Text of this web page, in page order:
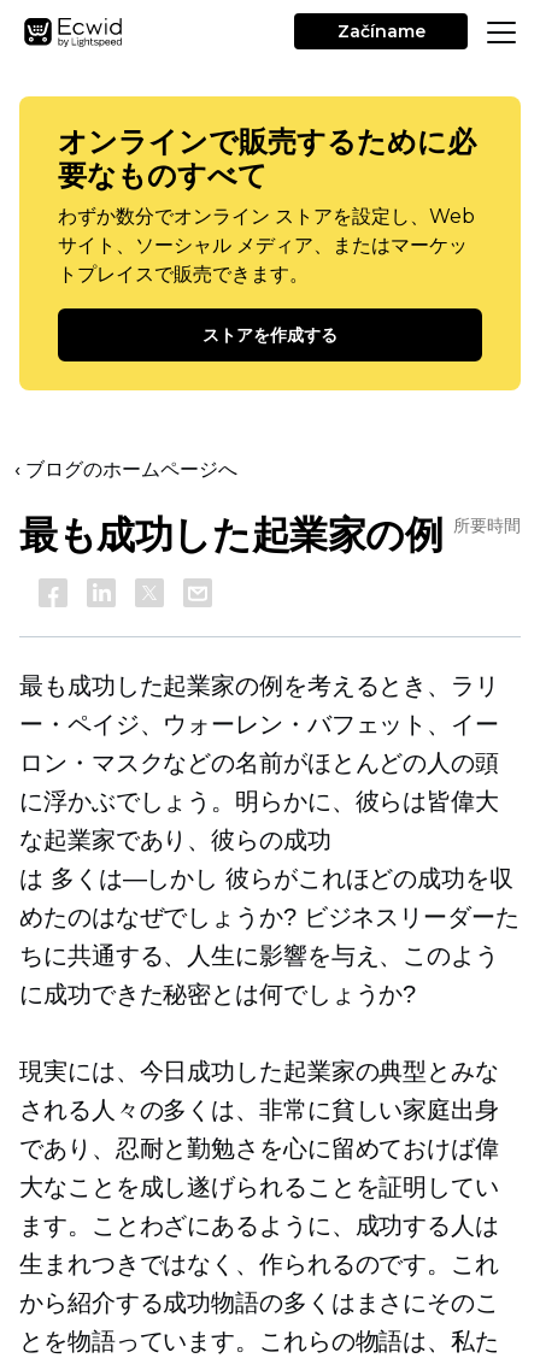
Začíname
オンラインで販売するために必
要なものすべて
わずか数分でオンライン ストアを設定し、Web
サイト、ソーシャル メディア、またはマーケッ
トプレイスで販売できます。
ストアを作成する
‹ ブログのホームページへ
最も成功した起業家の例 所要時間
最も成功した起業家の例を考えるとき、ラリ
ー・ペイジ、ウォーレン・バフェット、イー
ロン・マスクなどの名前がほとんどの人の頭
に浮かぶでしょう。明らかに、彼らは皆偉大
な起業家であり、彼らの成功
は 多くは—しかし 彼らがこれほどの成功を収
めたのはなぜでしょうか? ビジネスリーダーた
ちに共通する、人生に影響を与え、このよう
に成功できた秘密とは何でしょうか?
現実には、今日成功した起業家の典型とみな
される人々の多くは、非常に貧しい家庭出身
であり、忍耐と勤勉さを心に留めておけば偉
大なことを成し遂げられることを証明してい
ます。ことわざにあるように、成功する人は
生まれつきではなく、作られるのです。これ
から紹介する成功物語の多くはまさにそのこ
とを物語っています。これらの物語は、私た